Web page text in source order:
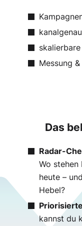
Messung
Das
Radar-
Wo stehen
heute –
Hebel?
kannst du